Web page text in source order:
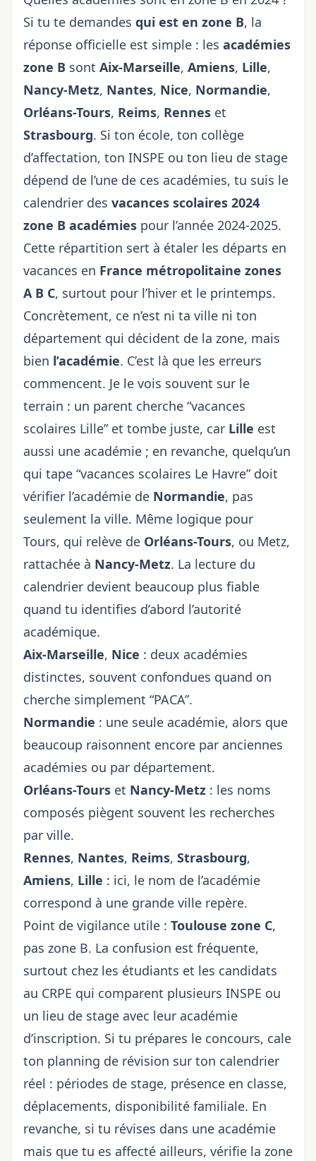
Si tu te demandes qui est en zone B, la
réponse officielle est simple : les académies
zone B sont Aix-Marseille, Amiens, Lille,
Nancy-Metz, Nantes, Nice, Normandie,
Orléans-Tours, Reims, Rennes et
Strasbourg. Si ton école, ton collège
d’affectation, ton INSPE ou ton lieu de stage
dépend de l’une de ces académies, tu suis le
calendrier des vacances scolaires 2024
zone B académies pour l’année 2024-2025.
Cette répartition sert à étaler les départs en
vacances en France métropolitaine zones
A B C, surtout pour l’hiver et le printemps.
Concrètement, ce n’est ni ta ville ni ton
département qui décident de la zone, mais
bien l’académie. C’est là que les erreurs
commencent. Je le vois souvent sur le
terrain : un parent cherche “vacances
scolaires Lille” et tombe juste, car Lille est
aussi une académie ; en revanche, quelqu’un
qui tape “vacances scolaires Le Havre” doit
vérifier l’académie de Normandie, pas
seulement la ville. Même logique pour
Tours, qui relève de Orléans-Tours, ou Metz,
rattachée à Nancy-Metz. La lecture du
calendrier devient beaucoup plus fiable
quand tu identifies d’abord l’autorité
académique.
Aix-Marseille, Nice : deux académies
distinctes, souvent confondues quand on
cherche simplement “PACA”.
Normandie : une seule académie, alors que
beaucoup raisonnent encore par anciennes
académies ou par département.
Orléans-Tours et Nancy-Metz : les noms
composés piègent souvent les recherches
par ville.
Rennes, Nantes, Reims, Strasbourg,
Amiens, Lille : ici, le nom de l’académie
correspond à une grande ville repère.
Point de vigilance utile : Toulouse zone C,
pas zone B. La confusion est fréquente,
surtout chez les étudiants et les candidats
au CRPE qui comparent plusieurs INSPE ou
un lieu de stage avec leur académie
d’inscription. Si tu prépares le concours, cale
ton planning de révision sur ton calendrier
réel : périodes de stage, présence en classe,
déplacements, disponibilité familiale. En
revanche, si tu révises dans une académie
mais que tu es affecté ailleurs, vérifie la zone